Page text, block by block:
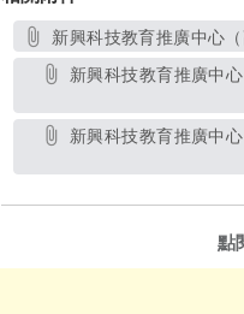
新興科技教育推廣中心
點